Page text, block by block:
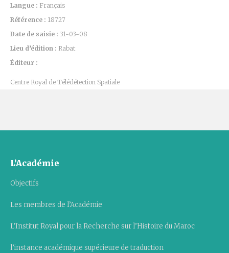
Langue : Français
Référence : 18727
Date de saisie : 31-03-08
Lieu d’édition : Rabat
Éditeur :
Centre Royal de Télédétection Spatiale
L’Académie
Objectifs
Les membres de l’Académie
L’Institut Royal pour la Recherche sur l’Histoire du Maroc
l’instance académique supérieure de traduction